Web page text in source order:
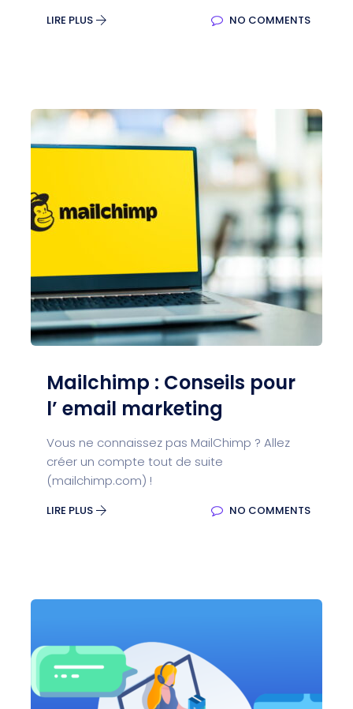
LIRE PLUS NO COMMENTS
Mailchimp : Conseils pour
l’ email marketing
Vous ne connaissez pas MailChimp ? Allez
créer un compte tout de suite
(mailchimp.com) !
LIRE PLUS NO COMMENTS